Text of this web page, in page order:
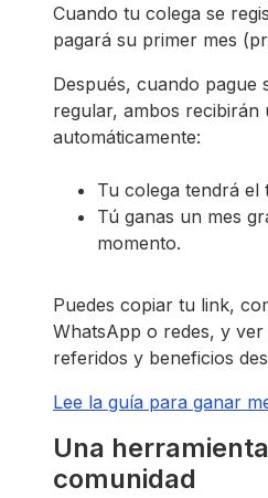
Cuando tu colega se
pagará su primer mes
Después, cuando pague
regular, ambos recibirán
automáticamente:
Tu colega tendrá el
Tú ganas un mes
momento.
Puedes copiar tu link,
WhatsApp o redes, y ver
referidos y beneficios
Lee la guía para ganar
Una
comunidad